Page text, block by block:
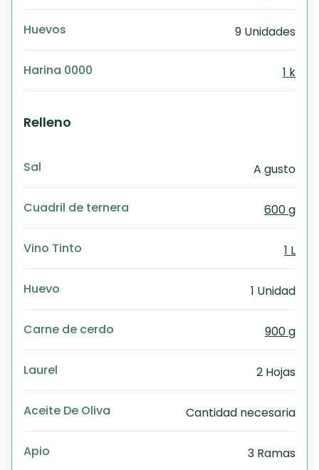
Huevos 9 Unidades
Harina 0000 1 k
Relleno
Sal A gusto
Cuadril de ternera 600 g
Vino Tinto 1 L
Huevo 1 Unidad
Carne de cerdo 900 g
Laurel 2 Hojas
Aceite De Oliva Cantidad necesaria
Apio 3 Ramas